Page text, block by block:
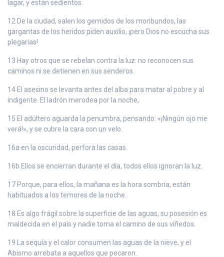
lagar, y están sedientos.
12 De la ciudad, salen los gemidos de los moribundos, las
gargantas de los heridos piden auxilio, ¡pero Dios no escucha sus
plegarias!
13 Hay otros que se rebelan contra la luz: no reconocen sus
caminos ni se detienen en sus senderos.
14 El asesino se levanta antes del alba para matar al pobre y al
indigente. El ladrón merodea por la noche,
15 El adúltero aguarda la penumbra, pensando: «¡Ningún ojo me
verá!», y se cubre la cara con un velo.
16a en la oscuridad, perfora las casas.
16b Ellos se encierran durante el día, todos ellos ignoran la luz.
17 Porque, para ellos, la mañana es la hora sombría, están
habituados a los temores de la noche.
18 Es algo frágil sobre la superficie de las aguas, su posesión es
maldecida en el país y nadie toma el camino de sus viñedos.
19 La sequía y el calor consumen las aguas de la nieve, y el
Abismo arrebata a aquellos que pecaron.